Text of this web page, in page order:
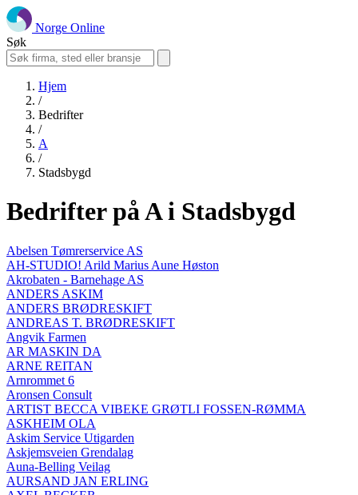
Norge Online
Søk
Hjem
/
Bedrifter
/
A
/
Stadsbygd
Bedrifter på A i Stadsbygd
Abelsen Tømrerservice AS
AH-STUDIO! Arild Marius Aune Høston
Akrobaten - Barnehage AS
ANDERS ASKIM
ANDERS BRØDRESKIFT
ANDREAS T. BRØDRESKIFT
Angvik Farmen
AR MASKIN DA
ARNE REITAN
Arnrommet 6
Aronsen Consult
ARTIST BECCA VIBEKE GRØTLI FOSSEN-RØMMA
ASKHEIM OLA
Askim Service Utigarden
Askjemsveien Grendalag
Auna-Belling Veilag
AURSAND JAN ERLING